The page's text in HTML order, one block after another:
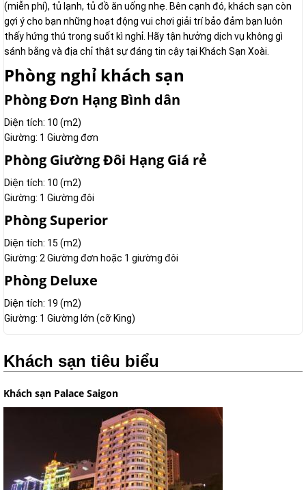
(miễn phí), tủ lạnh, tủ đồ ăn uống nhẹ. Bên cạnh đó, khách sạn còn
gợi ý cho bạn những hoạt động vui chơi giải trí bảo đảm bạn luôn
thấy hứng thú trong suốt kì nghỉ. Hãy tận hưởng dịch vụ không gì
sánh bằng và địa chỉ thật sự đáng tin cậy tại Khách Sạn Xoài.
Phòng nghỉ khách sạn
Phòng Đơn Hạng Bình dân
Diện tích: 10 (m2)
Giường: 1 Giường đơn
Phòng Giường Đôi Hạng Giá rẻ
Diện tích: 10 (m2)
Giường: 1 Giường đôi
Phòng Superior
Diện tích: 15 (m2)
Giường: 2 Giường đơn hoặc 1 giường đôi
Phòng Deluxe
Diện tích: 19 (m2)
Giường: 1 Giường lớn (cỡ King)
Khách sạn tiêu biểu
Khách sạn Palace Saigon